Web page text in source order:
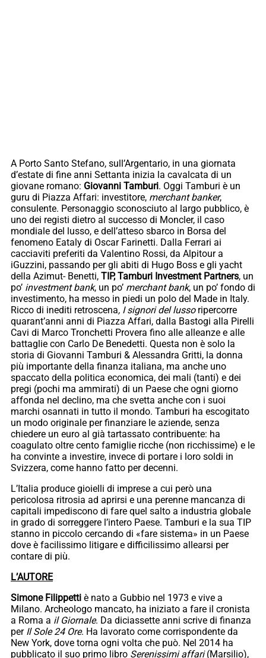
A Porto Santo Stefano, sull’Argentario, in una giornata
d’estate di fine anni Settanta inizia la cavalcata di un
giovane romano: Giovanni Tamburi. Oggi Tamburi è un
guru di Piazza Affari: investitore, merchant banker,
consulente. Personaggio sconosciuto al largo pubblico, è
uno dei registi dietro al successo di Moncler, il caso
mondiale del lusso, e dell’atteso sbarco in Borsa del
fenomeno Eataly di Oscar Farinetti. Dalla Ferrari ai
cacciaviti preferiti da Valentino Rossi, da Alpitour a
iGuzzini, passando per gli abiti di Hugo Boss e gli yacht
della Azimut- Benetti, TIP, Tamburi Investment Partners, un
po’ investment bank, un po’ merchant bank, un po’ fondo di
investimento, ha messo in piedi un polo del Made in Italy.
Ricco di inediti retroscena, I signori del lussoripercorre
quarant’anni anni di Piazza Affari, dalla Bastogi alla Pirelli
Cavi di Marco Tronchetti Provera fino alle alleanze e alle
battaglie con Carlo De Benedetti. Questa non è solo la
storia di Giovanni Tamburi & Alessandra Gritti, la donna
più importante della finanza italiana, ma anche uno
spaccato della politica economica, dei mali (tanti) e dei
pregi (pochi ma ammirati) di un Paese che ogni giorno
affonda nel declino, ma che svetta anche con i suoi
marchi osannati in tutto il mondo. Tamburi ha escogitato
un modo originale per finanziare le aziende, senza
chiedere un euro al già tartassato contribuente: ha
coagulato oltre cento famiglie ricche (non ricchissime) e le
ha convinte a investire, invece di portare i loro soldi in
Svizzera, come hanno fatto per decenni.
L’Italia produce gioielli di imprese a cui però una
pericolosa ritrosia ad aprirsi e una perenne mancanza di
capitali impediscono di fare quel salto a industria globale
in grado di sorreggere l’intero Paese. Tamburi e la sua TIP
stanno in piccolo cercando di «fare sistema» in un Paese
dove è facilissimo litigare e difficilissimo allearsi per
contare di più.
L’AUTORE
Simone Filippetti è nato a Gubbio nel 1973 e vive a
Milano. Archeologo mancato, ha iniziato a fare il cronista
a Roma a il Giornale. Da diciassette anni scrive di finanza
per Il Sole 24 Ore. Ha lavorato come corrispondente da
New York, dove torna ogni volta che può. Nel 2014 ha
pubblicato il suo primo libro Serenissimi affari(Marsilio),